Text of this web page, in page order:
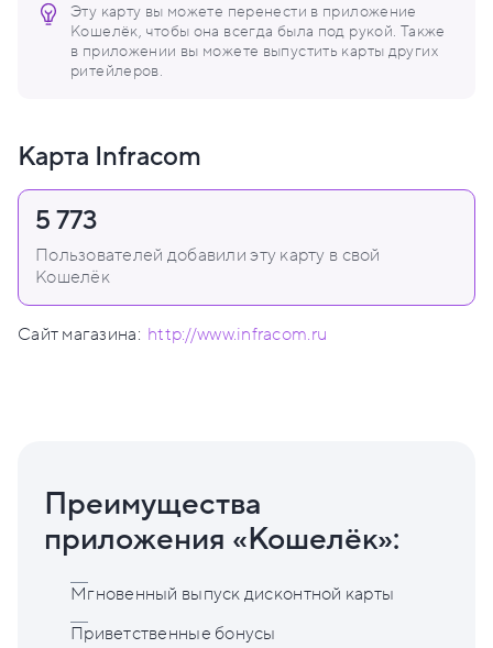
Эту карту вы можете перенести в приложение
Кошелёк, чтобы она всегда была под рукой. Также
в приложении вы можете выпустить карты других
ритейлеров.
Карта Infracom
5 773
Пользователей добавили эту карту в свой
Кошелёк
Сайт магазина: http://www.infracom.ru
Преимущества
приложения «Кошелёк»:
Мгновенный выпуск дисконтной карты
Приветственные бонусы